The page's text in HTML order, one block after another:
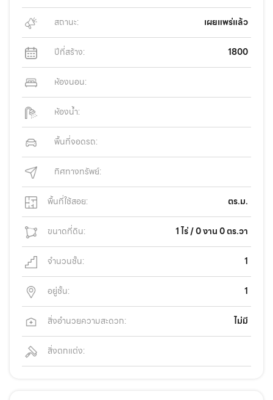
สถานะ: เผยแพร่แล้ว
ปีที่สร้าง: 1800
ห้องนอน:
ห้องน้ำ:
พื้นที่จอดรถ:
ทิศทางทรัพย์:
พื้นที่ใช้สอย: ตร.ม.
ขนาดที่ดิน: 1 ไร่ / 0 งาน 0 ตร.วา
จำนวนชั้น: 1
อยู่ชั้น: 1
สิ่งอำนวยความสะดวก: ไม่มี
สิ่งตกแต่ง: